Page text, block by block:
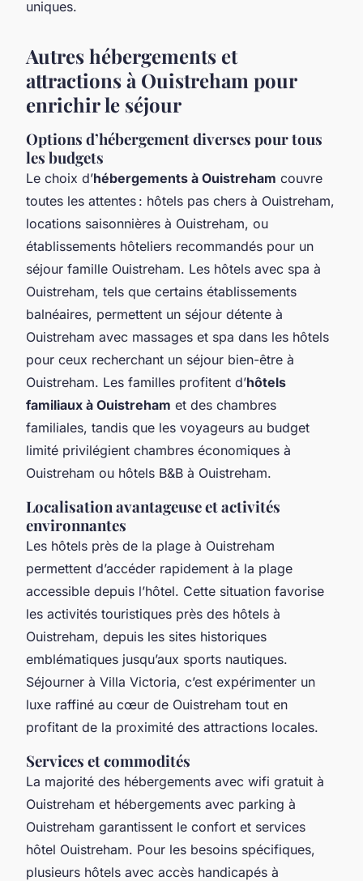
uniques.
Autres hébergements et
attractions à Ouistreham pour
enrichir le séjour
Options d’hébergement diverses pour tous
les budgets
Le choix d’hébergements à Ouistreham couvre
toutes les attentes : hôtels pas chers à Ouistreham,
locations saisonnières à Ouistreham, ou
établissements hôteliers recommandés pour un
séjour famille Ouistreham. Les hôtels avec spa à
Ouistreham, tels que certains établissements
balnéaires, permettent un séjour détente à
Ouistreham avec massages et spa dans les hôtels
pour ceux recherchant un séjour bien-être à
Ouistreham. Les familles profitent d’hôtels
familiaux à Ouistreham et des chambres
familiales, tandis que les voyageurs au budget
limité privilégient chambres économiques à
Ouistreham ou hôtels B&B à Ouistreham.
Localisation avantageuse et activités
environnantes
Les hôtels près de la plage à Ouistreham
permettent d’accéder rapidement à la plage
accessible depuis l’hôtel. Cette situation favorise
les activités touristiques près des hôtels à
Ouistreham, depuis les sites historiques
emblématiques jusqu’aux sports nautiques.
Séjourner à Villa Victoria, c’est expérimenter un
luxe raffiné au cœur de Ouistreham tout en
profitant de la proximité des attractions locales.
Services et commodités
La majorité des hébergements avec wifi gratuit à
Ouistreham et hébergements avec parking à
Ouistreham garantissent le confort et services
hôtel Ouistreham. Pour les besoins spécifiques,
plusieurs hôtels avec accès handicapés à